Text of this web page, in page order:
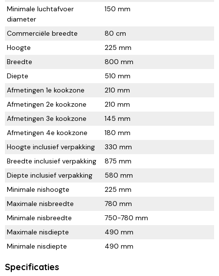
Minimale luchtafvoer
diameter
150 mm
Commerciële breedte
80 cm
Hoogte
225 mm
Breedte
800 mm
Diepte
510 mm
Afmetingen 1e kookzone
210 mm
Afmetingen 2e kookzone
210 mm
Afmetingen 3e kookzone
145 mm
Afmetingen 4e kookzone
180 mm
Hoogte inclusief verpakking
330 mm
Breedte inclusief verpakking
875 mm
Diepte inclusief verpakking
580 mm
Minimale nishoogte
225 mm
Maximale nisbreedte
780 mm
Minimale nisbreedte
750-780 mm
Maximale nisdiepte
490 mm
Minimale nisdiepte
490 mm
Specificaties